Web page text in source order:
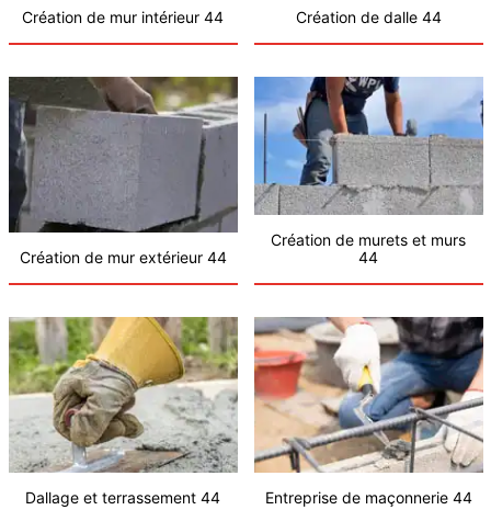
Création de mur intérieur 44 Création de dalle 44
Création de mur extérieur 44
Création de murets et murs
44
Dallage et terrassement 44 Entreprise de maçonnerie 44